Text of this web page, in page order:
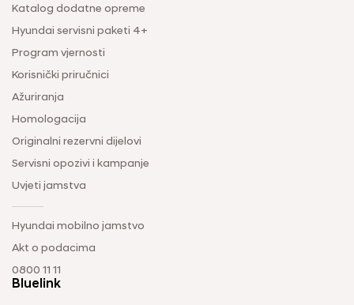
Katalog dodatne opreme
Hyundai servisni paketi 4+
Program vjernosti
Korisnički priručnici
Ažuriranja
Homologacija
Originalni rezervni dijelovi
Servisni opozivi i kampanje
Uvjeti jamstva
Hyundai mobilno jamstvo
Akt o podacima
0800 11 11
Bluelink